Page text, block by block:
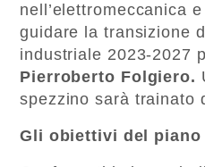
nell’elettromeccanica
guidare la transizione
industriale 2023-2027
Pierroberto Folgiero.
spezzino sarà trainato
Gli obiettivi del piano